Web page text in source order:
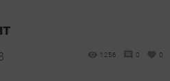
1256 0 0